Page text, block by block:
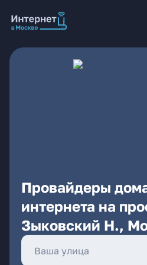
Провайдеры
интернета на
Зыковский Н.,